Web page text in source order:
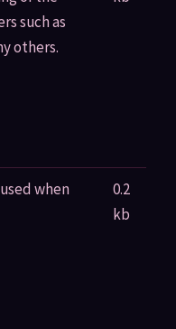
such as
others.
when
0.2
kb